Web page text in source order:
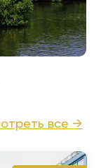
оживленные
находятся в
аэропорт
в 25
все →